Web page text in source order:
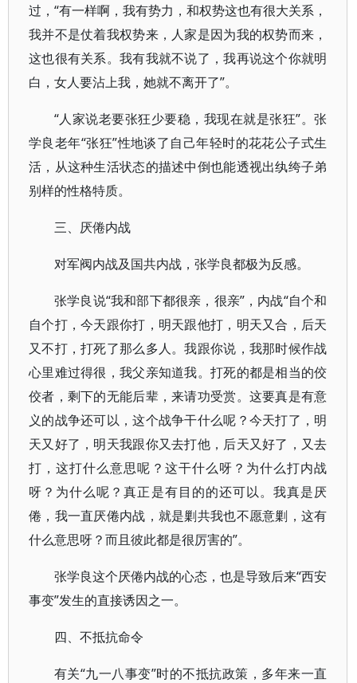
过，“有一样啊，我有势力，和权势这也有很大关系，
我并不是仗着我权势来，人家是因为我的权势而来，
这也很有关系。我有我就不说了，我再说这个你就明
白，女人要沾上我，她就不离开了”。
“人家说老要张狂少要稳，我现在就是张狂”。张
学良老年“张狂”性地谈了自己年轻时的花花公子式生
活，从这种生活状态的描述中倒也能透视出纨绔子弟
别样的性格特质。
三、厌倦内战
对军阀内战及国共内战，张学良都极为反感。
张学良说“我和部下都很亲，很亲”，内战“自个和
自个打，今天跟你打，明天跟他打，明天又合，后天
又不打，打死了那么多人。我跟你说，我那时候作战
心里难过得很，我父亲知道我。打死的都是相当的佼
佼者，剩下的无能后辈，来请功受赏。这要真是有意
义的战争还可以，这个战争干什么呢？今天打了，明
天又好了，明天我跟你又去打他，后天又好了，又去
打，这打什么意思呢？这干什么呀？为什么打内战
呀？为什么呢？真正是有目的的还可以。我真是厌
倦，我一直厌倦内战，就是剿共我也不愿意剿，这有
什么意思呀？而且彼此都是很厉害的”。
张学良这个厌倦内战的心态，也是导致后来“西安
事变”发生的直接诱因之一。
四、不抵抗命令
有关“九一八事变”时的不抵抗政策，多年来一直